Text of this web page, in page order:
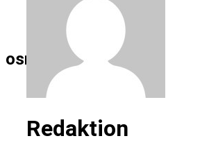
osna.live
Redaktion